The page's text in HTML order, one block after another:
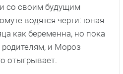
со своим будущим
водятся черти: юная
как беременна, но пока
и Мороз
отыгрывает.